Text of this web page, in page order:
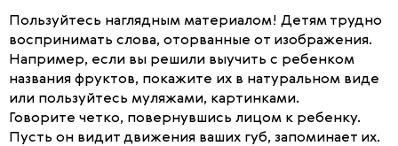
Пользуйтесь наглядным материалом! Детям трудно
воспринимать слова, оторванные от изображения.
Например, если вы решили выучить с ребенком
названия фруктов, покажите их в натуральном виде
или пользуйтесь муляжами, картинками.
Говорите четко, повернувшись лицом к ребенку.
Пусть он видит движения ваших губ, запоминает их.